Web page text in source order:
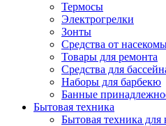
Термосы
Электрогрелки
Зонты
Средства от
Товары для ремонта
Средства для
Наборы для барбекю
Банные
Бытовая техника
Бытовая техника для